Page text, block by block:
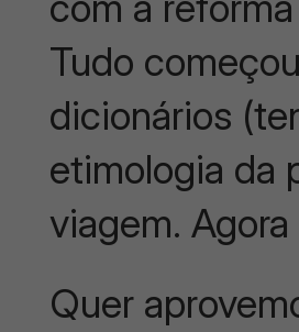
Tudo
dicionários
etimologia da
viagem.
Quer